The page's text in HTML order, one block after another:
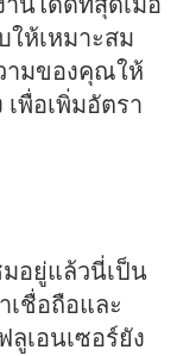
ห้เหมาะสม
ามของคุณให้
พื่อเพิ่มอัตรา
อยู่แล้วนี่เป็น
เชื่อถือและ
เอนเซอร์ยัง